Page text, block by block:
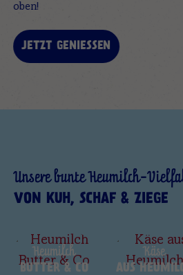
oben!
JETZT GENIESSEN
Unsere bunte Heumilch-
VON KUH, SCHAF & ZIEGE
Skip
carousel
Heumilch
BUTTER & CO
Käse
AUS